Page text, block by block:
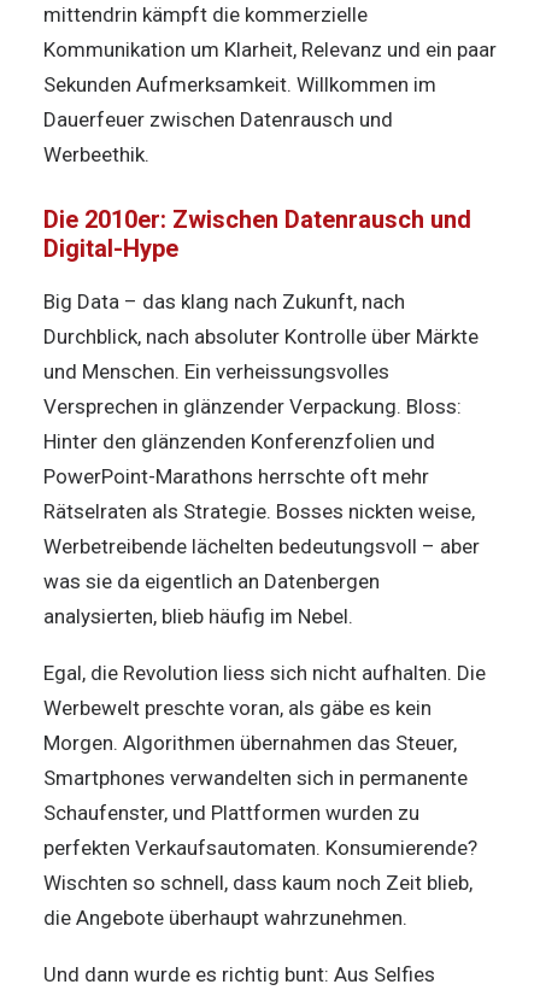
mittendrin kämpft die kommerzielle
Kommunikation um Klarheit, Relevanz und ein paar
Sekunden Aufmerksamkeit. Willkommen im
Dauerfeuer zwischen Datenrausch und
Werbeethik.
Die 2010er: Zwischen Datenrausch und
Digital-Hype
Big Data – das klang nach Zukunft, nach
Durchblick, nach absoluter Kontrolle über Märkte
und Menschen. Ein verheissungsvolles
Versprechen in glänzender Verpackung. Bloss:
Hinter den glänzenden Konferenzfolien und
PowerPoint-Marathons herrschte oft mehr
Rätselraten als Strategie. Bosses nickten weise,
Werbetreibende lächelten bedeutungsvoll – aber
was sie da eigentlich an Datenbergen
analysierten, blieb häufig im Nebel.
Egal, die Revolution liess sich nicht aufhalten. Die
Werbewelt preschte voran, als gäbe es kein
Morgen. Algorithmen übernahmen das Steuer,
Smartphones verwandelten sich in permanente
Schaufenster, und Plattformen wurden zu
perfekten Verkaufsautomaten. Konsumierende?
Wischten so schnell, dass kaum noch Zeit blieb,
die Angebote überhaupt wahrzunehmen.
Und dann wurde es richtig bunt: Aus Selfies